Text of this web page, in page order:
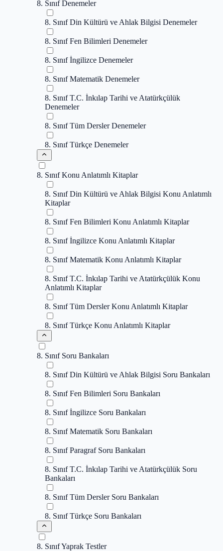
8. Sınıf Denemeler
8. Sınıf Din Kültürü ve Ahlak Bilgisi Denemeler
8. Sınıf Fen Bilimleri Denemeler
8. Sınıf İngilizce Denemeler
8. Sınıf Matematik Denemeler
8. Sınıf T.C. İnkılap Tarihi ve Atatürkçülük
Denemeler
8. Sınıf Tüm Dersler Denemeler
8. Sınıf Türkçe Denemeler
8. Sınıf Konu Anlatımlı Kitaplar
8. Sınıf Din Kültürü ve Ahlak Bilgisi Konu Anlatımlı
Kitaplar
8. Sınıf Fen Bilimleri Konu Anlatımlı Kitaplar
8. Sınıf İngilizce Konu Anlatımlı Kitaplar
8. Sınıf Matematik Konu Anlatımlı Kitaplar
8. Sınıf T.C. İnkılap Tarihi ve Atatürkçülük Konu
Anlatımlı Kitaplar
8. Sınıf Tüm Dersler Konu Anlatımlı Kitaplar
8. Sınıf Türkçe Konu Anlatımlı Kitaplar
8. Sınıf Soru Bankaları
8. Sınıf Din Kültürü ve Ahlak Bilgisi Soru Bankaları
8. Sınıf Fen Bilimleri Soru Bankaları
8. Sınıf İngilizce Soru Bankaları
8. Sınıf Matematik Soru Bankaları
8. Sınıf Paragraf Soru Bankaları
8. Sınıf T.C. İnkılap Tarihi ve Atatürkçülük Soru
Bankaları
8. Sınıf Tüm Dersler Soru Bankaları
8. Sınıf Türkçe Soru Bankaları
8. Sınıf Yaprak Testler